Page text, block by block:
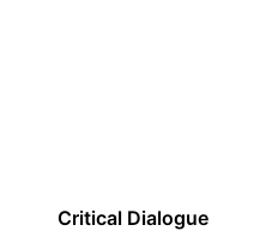
Critical Dialogue